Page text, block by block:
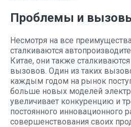
Проблемы и
Несмотря на все
сталкиваются
Китае, они также
вызовов. Один из таких
каждым годом на рынок
больше новых моделей
увеличивает конкуренцию и
постоянного инновационного
совершенствования своих